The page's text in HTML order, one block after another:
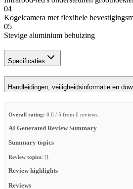
04
Kogelcamera met flexibele
05
Stevige aluminium behuizing
Specificaties
Handleidingen, veiligheidsinformatie en
Overall rating: 0.0 / 5 from 0 reviews.
AI Generated Review Summary
Summary topics
Review topics: [].
Review highlights
Reviews